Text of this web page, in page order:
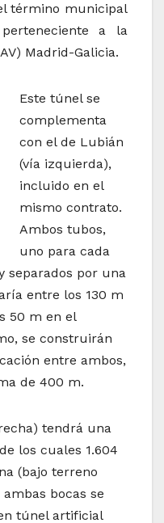
término municipal
a la
Madrid-Galicia.
Este túnel se
complementa
con el de Lubián
(vía izquierda),
incluido en el
mismo contrato.
Ambos tubos,
uno para cada
separados por una
entre los 130 m
50 m en el
se construirán
entre ambos,
de 400 m.
tendrá una
los cuales 1.604
(bajo terreno
bocas se
túnel artificial